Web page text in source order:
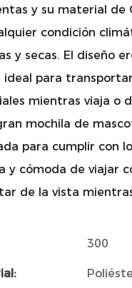
y su material de
condición
y secas. El diseño
ideal para
mientras viaja o
mochila de
para cumplir con
y cómoda de viajar
de la vista
300